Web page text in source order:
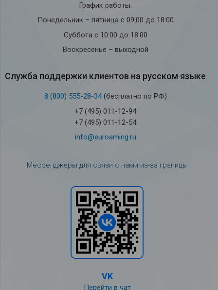
График работы:
Понедельник – пятница с 09:00 до 18:00
Суббота с 10:00 до 18:00
Воскресенье – выходной
Служба под­держки кли­ен­тов на рус­ском языке
8 (800) 555-28-34(бесплатно по РФ)
+7 (495) 011-12-94
+7 (495) 011-12-54
info@euroaming.ru
Мессенджеры для связи с нами из-за границы
VK
Перейти в чат